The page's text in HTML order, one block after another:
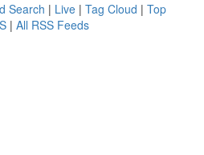
Search | Live | Tag Cloud | Top
| All RSS Feeds